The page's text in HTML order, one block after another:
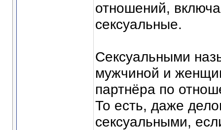
отношений,
сексуальные.
Сексуальными
мужчиной и
партнёра по
То есть, даже
сексуальными,